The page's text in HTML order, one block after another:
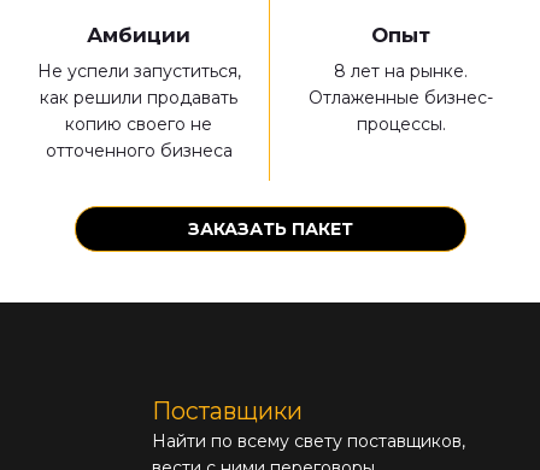
Амбиции
Не успели запуститься,
как решили продавать
копию своего не
отточенного бизнеса
Опыт
8 лет на рынке.
Отлаженные бизнес-
процессы.
ЗАКАЗАТЬ ПАКЕТ
Поставщики
Найти по всему свету поставщиков,